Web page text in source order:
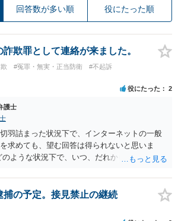
回答数が多い順 役にたった順
欺罪として連絡が来ました。
#冤罪・無実・正当防衛
#不起訴
役にたった 2
護士
羽詰まった状況下で、インターネットの一般
求めても、望む回答は得られないと思いま
ような状況下で、いつ、だれからどのような
かということについて、お近くで詳細な法律
対処方法を探された方がよいと思われます。
り調べの場合、ＩＣレコーダーを持参して取
とは必須だと考えます。
捕の予定。接見禁止の継続